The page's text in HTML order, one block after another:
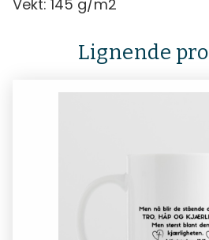
Vekt: 145 g/m2
Lignende